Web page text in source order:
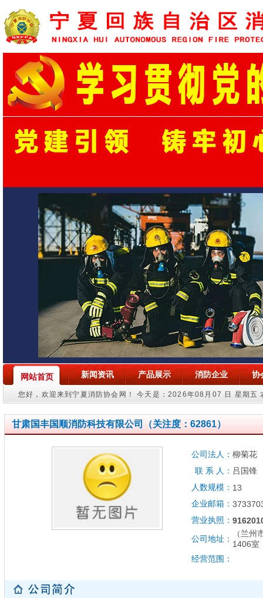
网站首页 新闻资讯 产品展示 消防企业 协
您好，欢迎来到宁夏消防协会网！今天是：2026年08月07 日 星期五
甘肃国丰国顺消防科技有限公司 （关注度：62861）
公司法人：柳菊花
联 系 人： 吕国锋
人数规模： 13
企业邮箱：
营业执照：
公司地址：
（兰
1406室
经营范围：